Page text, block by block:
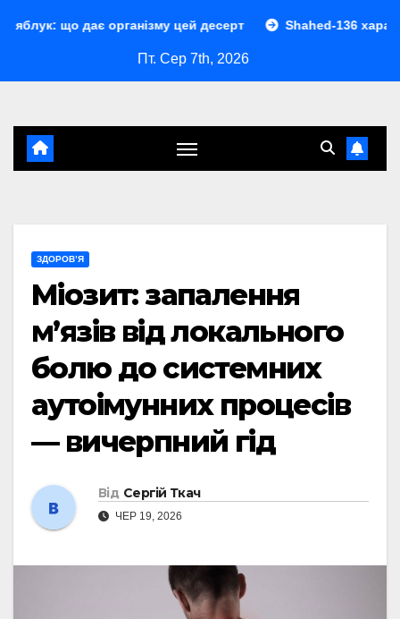
організму цей десерт Shahed-136 характеристики:
Пт. Сер 7th, 2026
ЗДОРОВ’Я
Міозит: запалення
м’язів від локального
болю до системних
аутоімунних процесів
— вичерпний гід
Від Сергій Ткач
ЧЕР 19, 2026